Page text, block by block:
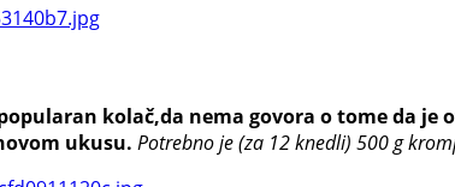
kolač,da nema govora o tome da je
ukusu. Potrebno je (za 12 knedli) 500 g